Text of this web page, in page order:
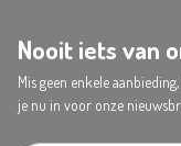
Nooit iets van
Mis geen enkele
je nu in voor onze